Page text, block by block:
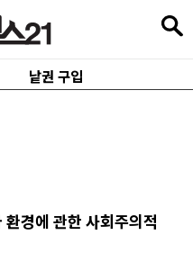
낱권 구입
경에 관한 사회주의적